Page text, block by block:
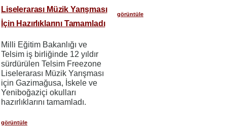
Liselerarası Müzik Yarışması
İçin Hazırlıklarını Tamamladı
Milli Eğitim Bakanlığı ve
Telsim iş birliğinde 12 yıldır
sürdürülen Telsim Freezone
Liselerarası Müzik Yarışması
için Gazimağusa, İskele ve
Yeniboğaziçi okulları
hazırlıklarını tamamladı.
görüntüle
görüntüle